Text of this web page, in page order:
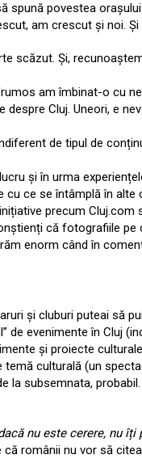
spună povestea
am crescut și noi.
scăzut. Și,
am îmbinat-o cu
Cluj. Uneori, e
de tipul de
și în urma
ce se întâmplă în
precum Cluj.com
că fotografiile
enorm când în
și cluburi puteai să
evenimente în Cluj
și proiecte
culturală (un
la subsemnata,
nu este cerere, nu
că românii nu vor să